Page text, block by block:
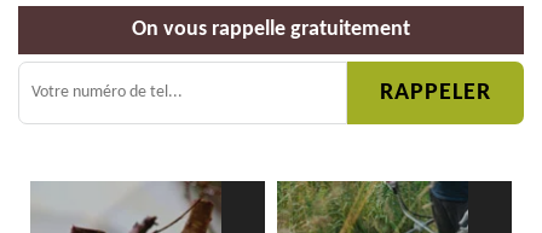
On vous rappelle gratuitement